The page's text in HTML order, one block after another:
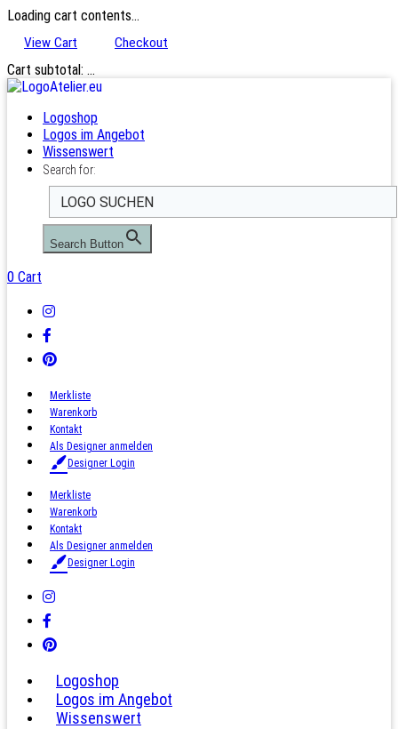
Loading cart contents...
View Cart Checkout
Cart subtotal: …
Logoshop
Logos im Angebot
Wissenswert
Search for:
Search Button
0 Cart
Merkliste
Warenkorb
Kontakt
Als Designer anmelden
Designer Login
Merkliste
Warenkorb
Kontakt
Als Designer anmelden
Designer Login
Logoshop
Logos im Angebot
Wissenswert